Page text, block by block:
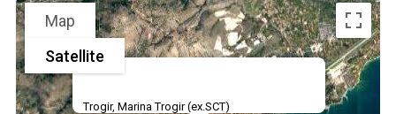
Trogir, Marina Trogir (ex.SCT)
Map
Satellite